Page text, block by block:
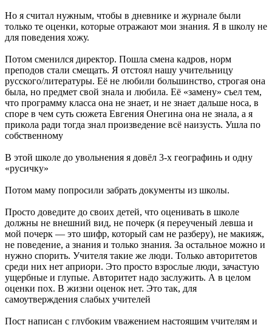
Но я считал нужным, чтобы в дневнике и журнале были
только те оценки, которые отражают мои знания. Я в школу не
для поведения хожу.
Потом сменился директор. Пошла смена кадров, норм
преподов стали смещать. Я отстоял нашу учительницу
русского/литературы. Её не любили большинство, строгая она
была, но предмет свой знала и любила. Её «замену» съел тем,
что программу класса она не знает, и не знает дальше носа, в
споре в чем суть сюжета Евгения Онегина она не знала, а я
прикола ради тогда знал произведение всё наизусть. Ушла по
собственному
В этой школе до увольнения я довёл 3-х географинь и одну
«русичку»
Потом маму попросили забрать документы из школы.
Просто доведите до своих детей, что оценивать в школе
должны не внешний вид, не почерк (я переученый левша и
мой почерк — это шифр, который сам не разберу), не макияж,
не поведение, а знания и только знания. За остальное можно и
нужно спорить. Учителя такие же люди. Только авторитетов
среди них нет априори. Это просто взрослые люди, зачастую
ущербные и глупые. Авторитет надо заслужить. А в целом
оценки пох. В жизни оценок нет. Это так, для
самоутверждения слабых учителей
Пост написан с глубоким уважением настоящим учителям и